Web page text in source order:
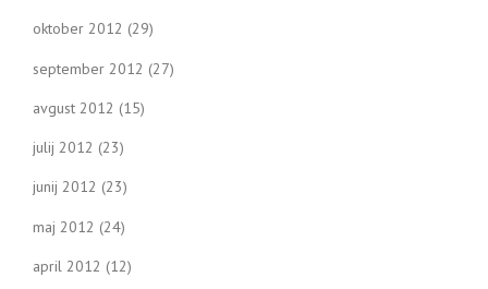
oktober 2012 (29)
september 2012 (27)
avgust 2012 (15)
julij 2012 (23)
junij 2012 (23)
maj 2012 (24)
april 2012 (12)